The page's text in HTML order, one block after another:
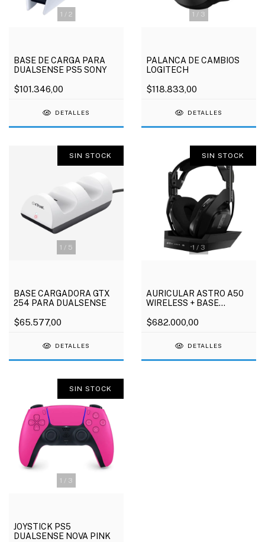
1 / 2
BASE DE CARGA PARA
DUALSENSE PS5 SONY
$101.346,00
DETALLES
1 / 3
PALANCA DE CAMBIOS
LOGITECH
$118.833,00
DETALLES
1 / 5
SIN STOCK
BASE CARGADORA GTX
254 PARA DUALSENSE
$65.577,00
DETALLES
1 / 3
SIN STOCK
AURICULAR ASTRO A50
WIRELESS + BASE
$682.000,00
DETALLES
1 / 3
SIN STOCK
JOYSTICK PS5
DUALSENSE NOVA PINK